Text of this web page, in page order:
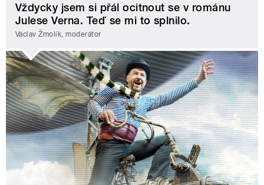
Vždycky jsem si přál ocitnout se v románu
Julese Verna. Teď se mi to splnilo.
Václav Žmolík, moderátor